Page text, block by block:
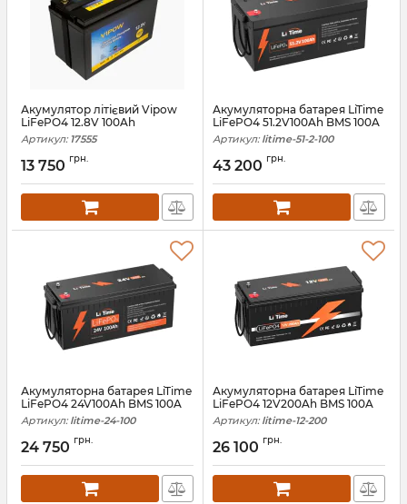
Акумулятор літієвий Vipow
LiFePO4 12.8V 100Ah
Артикул: 17555
13 750 грн.
Акумуляторна батарея LiTime
LiFePO4 51.2V100Ah BMS 100A
Артикул: litime-51-2-100
43 200 грн.
Акумуляторна батарея LiTime
LiFePO4 24V100Ah BMS 100A
Артикул: litime-24-100
24 750 грн.
Акумуляторна батарея LiTime
LiFePO4 12V200Ah BMS 100A
Артикул: litime-12-200
26 100 грн.